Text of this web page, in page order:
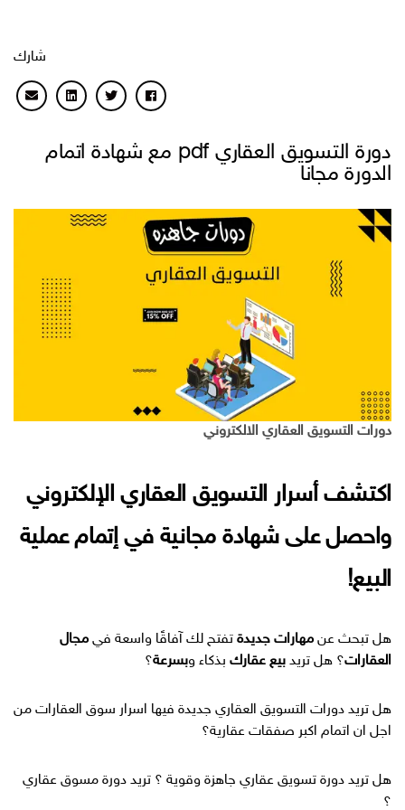
شارك
دورة التسويق العقاري pdf مع شهادة اتمام
الدورة مجانا
دورات التسويق العقاري الالكتروني
اكتشف أسرار التسويق العقاري الإلكتروني
واحصل على شهادة مجانية في إتمام عملية
البيع!
هل تبحث عن مهارات جديدة تفتح لك آفاقًا واسعة في مجال
العقارات؟ هل تريد بيع عقارك بذكاء وبسرعة؟
هل تريد دورات التسويق العقاري جديدة فيها اسرار سوق العقارات من
اجل ان اتمام اكبر صفقات عقارية؟
هل تريد دورة تسويق عقاري جاهزة وقوية ؟ تريد دورة مسوق عقاري
؟